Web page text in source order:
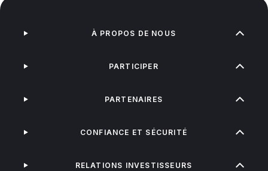
À PROPOS DE NOUS
PARTICIPER
PARTENAIRES
CONFIANCE ET SÉCURITÉ
RELATIONS INVESTISSEURS